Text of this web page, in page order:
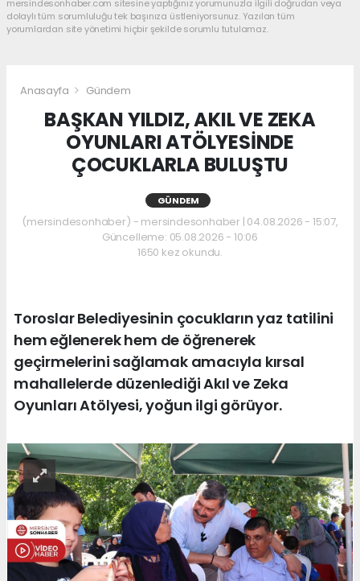
mersindesonhaber.com sitesine yaptığınız yorumunuzla ilgili doğrudan veya
dolaylı tüm sorumluluğu tek başınıza üstleniyorsunuz. Yazılan tüm
yorumlardan site yönetimi hiçbir şekilde sorumlu tutulamaz.
Anasayfa Gündem
BAŞKAN YILDIZ, AKIL VE ZEKA
OYUNLARI ATÖLYESİNDE
ÇOCUKLARLA BULUŞTU
GÜNDEM
(mersindesonhaber) - mersindesonhaber | 04.08.2026 - 15:07,
Güncelleme: 05.08.2026 - 10:06
1650 kez okundu.
Toroslar Belediyesinin çocukların yaz tatilini
hem eğlenerek hem de öğrenerek
geçirmelerini sağlamak amacıyla kırsal
mahallelerde düzenlediği Akıl ve Zeka
Oyunları Atölyesi, yoğun ilgi görüyor.